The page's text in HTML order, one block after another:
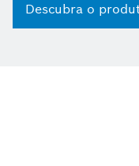
Descubra o